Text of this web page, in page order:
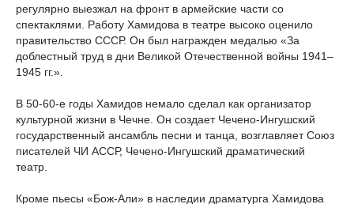
регулярно выезжал на фронт в армейские части со
спектаклями. Работу Хамидова в театре высоко оценило
правительство СССР. Он был награжден медалью «За
доблестный труд в дни Великой Отечественной войны 1941–
1945 гг.».
В 50-60-е годы Хамидов немало сделал как организатор
культурной жизни в Чечне. Он создает Чечено-Ингушский
государственный ансамбль песни и танца, возглавляет Союз
писателей ЧИ АССР, Чечено-Ингушский драматический
театр.
Кроме пьесы «Бож-Али» в наследии драматурга Хамидова